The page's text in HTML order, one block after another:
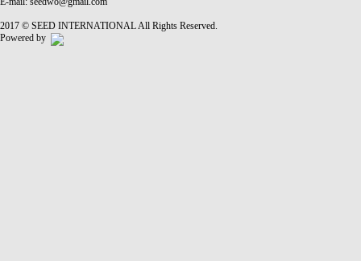
2017 © SEED INTERNATIONAL All Rights Reserved.
Powered by